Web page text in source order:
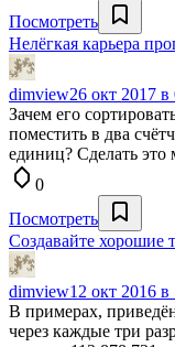
Посмотреть
Нелёгкая карьера
dimview26 окт 2017 в
Зачем его
поместить в два
единиц? Сделать
0
Посмотреть
Создавайте хорошие
dimview12 окт 2016 в
В примерах,
через каждые три